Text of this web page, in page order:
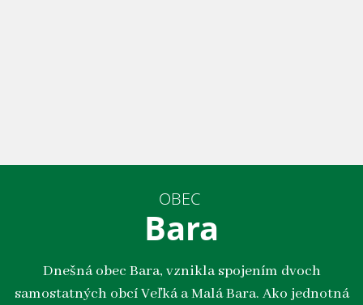
OBEC
Bara
Dnešná obec Bara, vznikla spojením dvoch
samostatných obcí Veľká a Malá Bara. Ako jednotná